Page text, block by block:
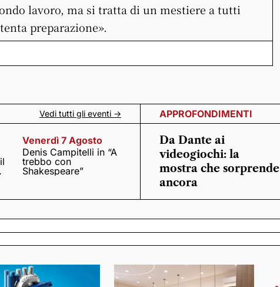
lavoro, ma si tratta di un mestiere a tutti
preparazione».
Vedi tutti gli eventi ->
Venerdì 7 Agosto
Denis Campitelli in “A
trebbo con
Shakespeare”
APPROFONDIMENTI
Da Dante ai
videogiochi: la
mostra che sorprende
ancora